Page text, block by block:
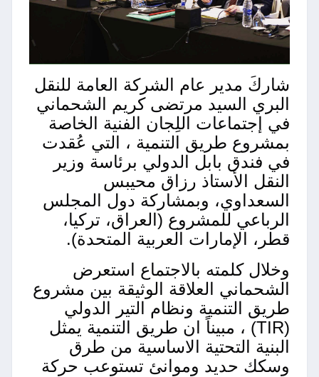
شاركَ مدير عام الشركة العامة للنقل
البري السيد مرتضى كريم الشحماني
في إجتماعات اللِجان الفنية الخاصة
بمشروع طريق التنمية ، التي عُقدت
في فندق بابل الدولي برئاسة وزير
النقل الأستاذ رزاق محيبس
السعداوي، وبمشاركة دول المجلس
الرباعي للمشروع (العراق، تركيا،
قطر، الإمارات العربية المتحدة).
وخلال كلمته بالاجتماع استعرض
الشحماني العلاقة الوثيقة بين مشروع
طريق التنمية ونظام التير الدولي
(TIR) ، مبيناً ان طريق التنمية يمثل
البنية التحتية الاساسية من طرق
وسكك حديد وموانئ تستوعب حركة